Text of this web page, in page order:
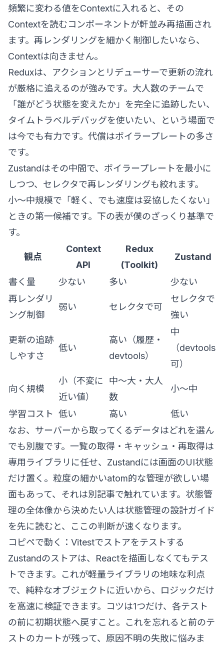
頻繁に変わる値をContextに入れると、その
Contextを読むコンポーネントが軒並み再描画され
ます。再レンダリングを細かく制御したいなら、
Contextは向きません。
Reduxは、アクションとリデューサーで更新の流れ
が厳格に追えるのが強みです。大人数のチームで
「誰がどう状態を変えたか」を完全に追跡したい、
タイムトラベルデバッグを使いたい、という場面で
は今でも有力です。代償はボイラープレートの多さ
です。
Zustandはその中間で、ボイラープレートを最小に
しつつ、セレクタで再レンダリングも絞れます。
小〜中規模で「軽く、でも速度は妥協したくない」
ときの第一候補です。下の表が僕のざっくり基準で
す。
観点
Context
API
Redux
(Toolkit)
Zustand
書く量 少ない 多い
少ない
再レンダリ
ング制御
弱い セレクタで可
セレクタで
強い
更新の追跡
しやすさ
低い
高い（履歴・
devtools）
中
（devtools
可）
向く規模
小（不変に
近い値）
中〜大・大人
数
小〜中
学習コスト 低い 高い
低い
なお、サーバーから取ってくるデータはどれを選ん
でも別腹です。一覧の取得・キャッシュ・再取得は
専用ライブラリに任せ、Zustandには画面のUI状態
だけ置く。粒度の細かいatom的な管理が欲しい場
面もあって、それは別記事で触れています。状態管
理の全体像から決めたい人は状態管理の設計ガイド
を先に読むと、ここの判断が速くなります。
コピペで動く：Vitestでストアをテストする
Zustandのストアは、Reactを描画しなくてもテス
トできます。これが軽量ライブラリの地味な利点
で、純粋なオブジェクトに近いから、ロジックだけ
を高速に検証できます。コツは1つだけ、各テスト
の前に初期状態へ戻すこと。これを忘れると前のテ
ストのカートが残って、原因不明の失敗に悩みま